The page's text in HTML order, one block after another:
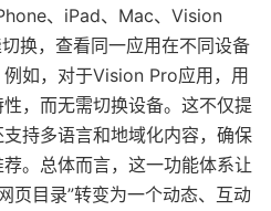
、iPad、Mac、Vision
换，查看同一应用在不同设备
如，对于Vision Pro应用，用
，而无需切换设备。这不仅提
持多语言和地域化内容，确保
。总体而言，这一功能体系让
页目录”转变为一个动态、互动